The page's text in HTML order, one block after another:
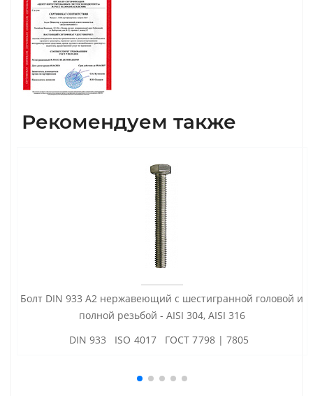
Рекомендуем также
Болт DIN 933 А2 нержавеющий с шестигранной головой и
полной резьбой - AISI 304, AISI 316
DIN 933 ISO 4017 ГОСТ 7798 | 7805